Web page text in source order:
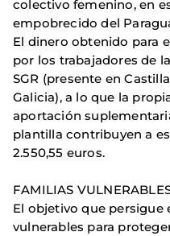
colectivo femenino, en
empobrecido del
El dinero obtenido para
por los trabajadores de
SGR (presente en
Galicia), a lo que la
aportación
plantilla contribuyen a
2.550,55 euros.
FAMILIAS
El objetivo que persigue
vulnerables para